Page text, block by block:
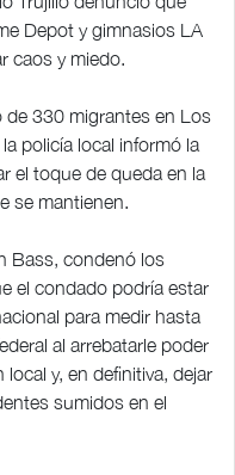
Depot y gimnasios LA
caos y miedo.
de 330 migrantes en Los
policía local informó la
el toque de queda en la
se mantienen.
Bass, condenó los
el condado podría estar
para medir hasta
al arrebatarle poder
y, en definitiva, dejar
sumidos en el